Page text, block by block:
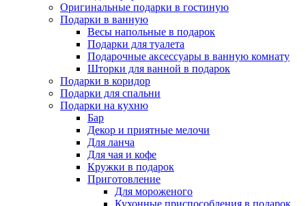
Оригинальные подарки в гостиную
Подарки в ванную
Весы напольные в подарок
Подарки для туалета
Подарочные аксессуары в ванную комнату
Шторки для ванной в подарок
Подарки в коридор
Подарки для спальни
Подарки на кухню
Бар
Декор и приятные мелочи
Для ланча
Для чая и кофе
Кружки в подарок
Приготовление
Для мороженого
Кухонные приспособления в подарок